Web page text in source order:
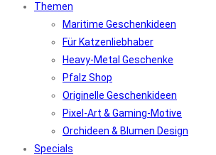
Themen
Maritime Geschenkideen
Für Katzenliebhaber
Heavy-Metal Geschenke
Pfalz Shop
Originelle Geschenkideen
Pixel-Art & Gaming-Motive
Orchideen & Blumen Design
Specials